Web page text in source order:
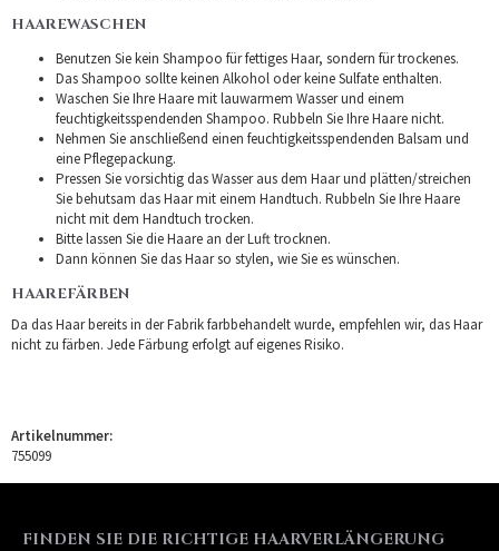
HAAREWASCHEN
Benutzen Sie kein Shampoo für fettiges Haar, sondern für trockenes.
Das Shampoo sollte keinen Alkohol oder keine Sulfate enthalten.
Waschen Sie Ihre Haare mit lauwarmem Wasser und einem
feuchtigkeitsspendenden Shampoo. Rubbeln Sie Ihre Haare nicht.
Nehmen Sie anschließend einen feuchtigkeitsspendenden Balsam und
eine Pflegepackung.
Pressen Sie vorsichtig das Wasser aus dem Haar und plätten/streichen
Sie behutsam das Haar mit einem Handtuch. Rubbeln Sie Ihre Haare
nicht mit dem Handtuch trocken.
Bitte lassen Sie die Haare an der Luft trocknen.
Dann können Sie das Haar so stylen, wie Sie es wünschen.
HAAREFÄRBEN
Da das Haar bereits in der Fabrik farbbehandelt wurde, empfehlen wir, das Haar
nicht zu färben. Jede Färbung erfolgt auf eigenes Risiko.
Artikelnummer:
755099
FINDEN SIE DIE RICHTIGE HAARVERLÄNGERUNG